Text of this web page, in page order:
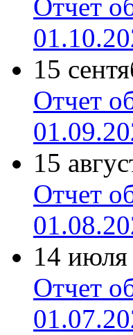
Отчет
15
Отчет
15
Отчет
14 июля
Отчет